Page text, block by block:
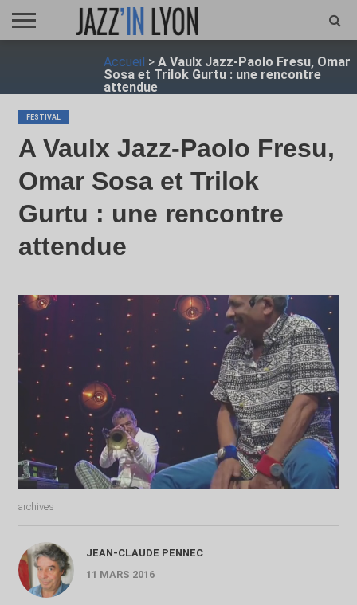
Accueil > A Vaulx Jazz-Paolo Fresu, Omar
Sosa et Trilok Gurtu : une rencontre
attendue
FESTIVAL
A Vaulx Jazz-Paolo Fresu,
Omar Sosa et Trilok
Gurtu : une rencontre
attendue
archives
JEAN-CLAUDE PENNEC
11 MARS 2016